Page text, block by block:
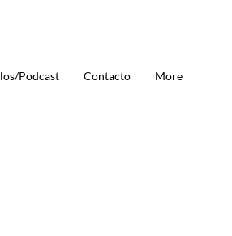
Podcast Contacto More